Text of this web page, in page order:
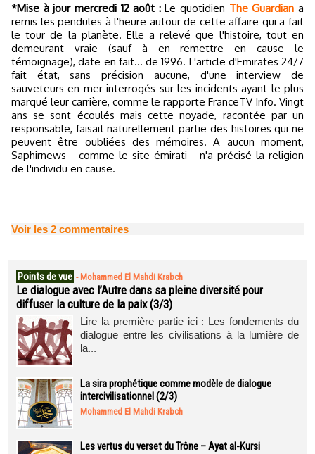
*Mise à jour mercredi 12 août :Le quotidien The Guardian a
remis les pendules à l'heure autour de cette affaire qui a fait
le tour de la planète. Elle a relevé que l'histoire, tout en
demeurant vraie (sauf à en remettre en cause le
témoignage), date en fait... de 1996. L'article d'Emirates 24/7
fait état, sans précision aucune, d'une interview de
sauveteurs en mer interrogés sur les incidents ayant le plus
marqué leur carrière, comme le rapporte FranceTV Info. Vingt
ans se sont écoulés mais cette noyade, racontée par un
responsable, faisait naturellement partie des histoires qui ne
peuvent être oubliées des mémoires. A aucun moment,
Saphirnews - comme le site émirati - n'a précisé la religion
de l'individu en cause.
Voir les 2 commentaires
Points de vue - Mohammed El Mahdi Krabch
Le dialogue avec l’Autre dans sa pleine diversité pour
diffuser la culture de la paix (3/3)
Lire la première partie ici : Les fondements du
dialogue entre les civilisations à la lumière de
la...
La sira prophétique comme modèle de dialogue
intercivilisationnel (2/3)
Mohammed El Mahdi Krabch
Les vertus du verset du Trône – Ayat al-Kursi